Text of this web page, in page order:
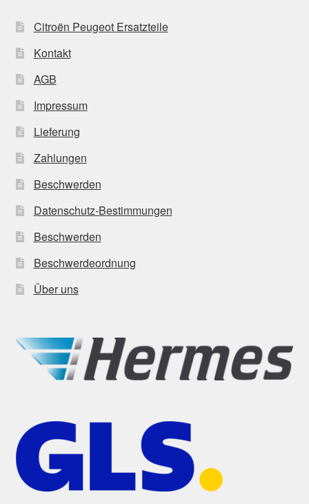
Citroën Peugeot Ersatzteile
Kontakt
AGB
Impressum
Lieferung
Zahlungen
Beschwerden
Datenschutz-Bestimmungen
Beschwerden
Beschwerdeordnung
Über uns